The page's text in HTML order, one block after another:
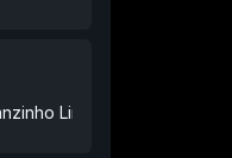
Lima